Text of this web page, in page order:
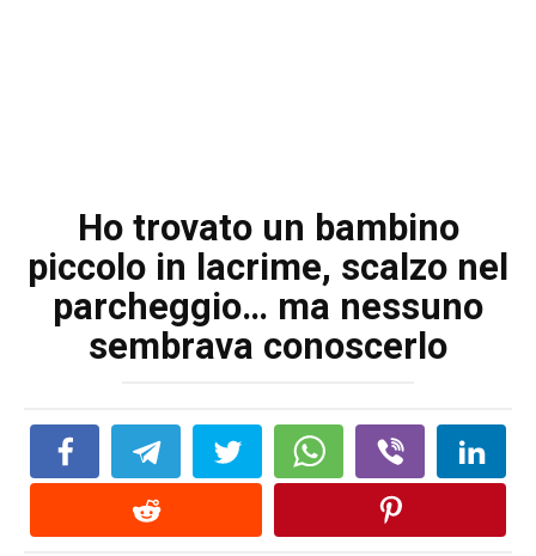
Ho trovato un bambino
piccolo in lacrime, scalzo nel
parcheggio… ma nessuno
sembrava conoscerlo